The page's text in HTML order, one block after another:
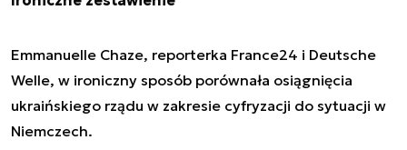
Emmanuelle Chaze, reporterka France24 i Deutsche
Welle, w ironiczny sposób porównała osiągnięcia
ukraińskiego rządu w zakresie cyfryzacji do sytuacji w
Niemczech.